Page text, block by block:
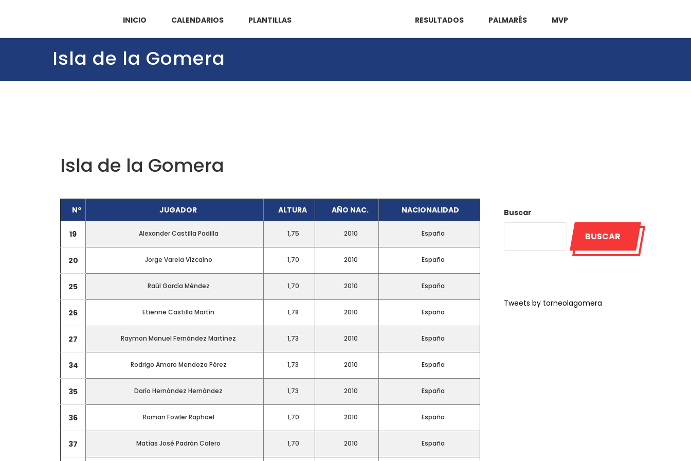
INICIO CALENDARIOS PLANTILLAS RESULTADOS PALMARÉS MVP
Isla de la Gomera
Isla de la Gomera
Nº JUGADOR ALTURA AÑO NAC. NACIONALIDAD
19 Alexander Castilla Padilla 1,75 2010 España
20 Jorge Varela Vizcaíno 1,70 2010 España
25 Raúl García Méndez 1,70 2010 España
26 Etienne Castilla Martín 1,78 2010 España
27 Raymon Manuel Fernández Martínez 1,73 2010 España
34 Rodrigo Amaro Mendoza Pérez 1,73 2010 España
35 Darío Hernández Hernández 1,73 2010 España
36 Roman Fowler Raphael 1,70 2010 España
37 Matías José Padrón Calero 1,70 2010 España
Buscar
BUSCAR
Tweets by torneolagomera